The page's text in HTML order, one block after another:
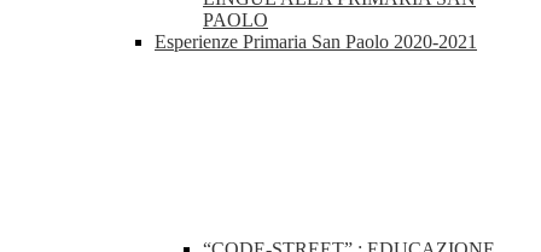
PAOLO
Esperienze Primaria San Paolo 2020-2021